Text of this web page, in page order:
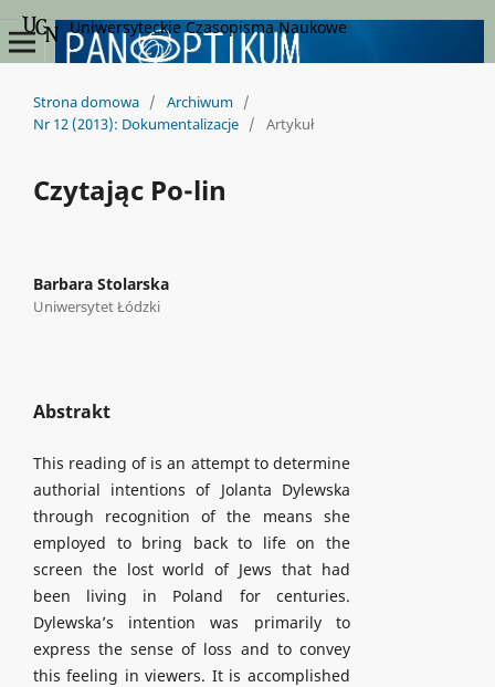
Uniwersyteckie Czasopisma Naukowe
Strona domowa / Archiwum /
Nr 12 (2013): Dokumentalizacje / Artykuł
Czytając Po-lin
Barbara Stolarska
Uniwersytet Łódzki
Abstrakt
This reading of is an attempt to determine
authorial intentions of Jolanta Dylewska
through recognition of the means she
employed to bring back to life on the
screen the lost world of Jews that had
been living in Poland for centuries.
Dylewska’s intention was primarily to
express the sense of loss and to convey
this feeling in viewers. It is accomplished